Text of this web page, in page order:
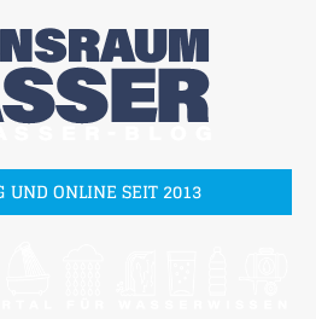
UND ONLINE SEIT 2013